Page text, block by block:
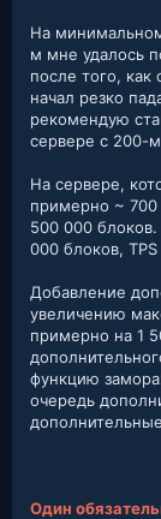
На
м мне удалось
после того, как
начал резко
рекомендую
сервере с 200-
На сервере,
примерно ~ 700
500 000
000 блоков,
Добавление
увеличению
примерно на 1
функцию
очередь
Один